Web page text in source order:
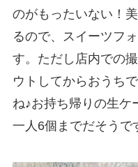
のがもったいない！
るので、スイーツフ
す。ただし店内での
ウトしてからおうち
ね♪お持ち帰りの生ケ
一人6個までだそうで